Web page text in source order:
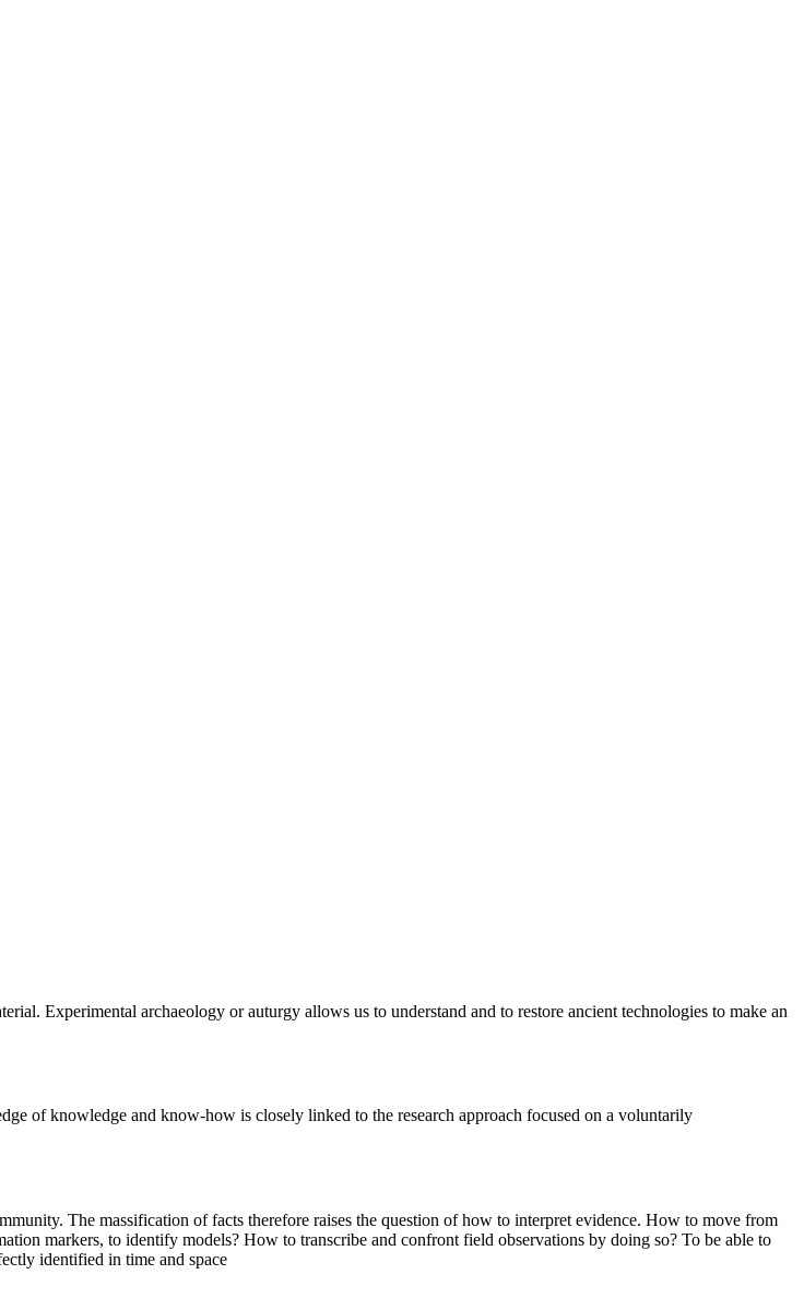
Experimental archaeology or auturgy allows us to understand and to restore ancient technologies to make an
of knowledge and know-how is closely linked to the research approach focused on a voluntarily
The massification of facts therefore raises the question of how to interpret evidence. How to move from
markers, to identify models? How to transcribe and confront field observations by doing so? To be able to
identified in time and space